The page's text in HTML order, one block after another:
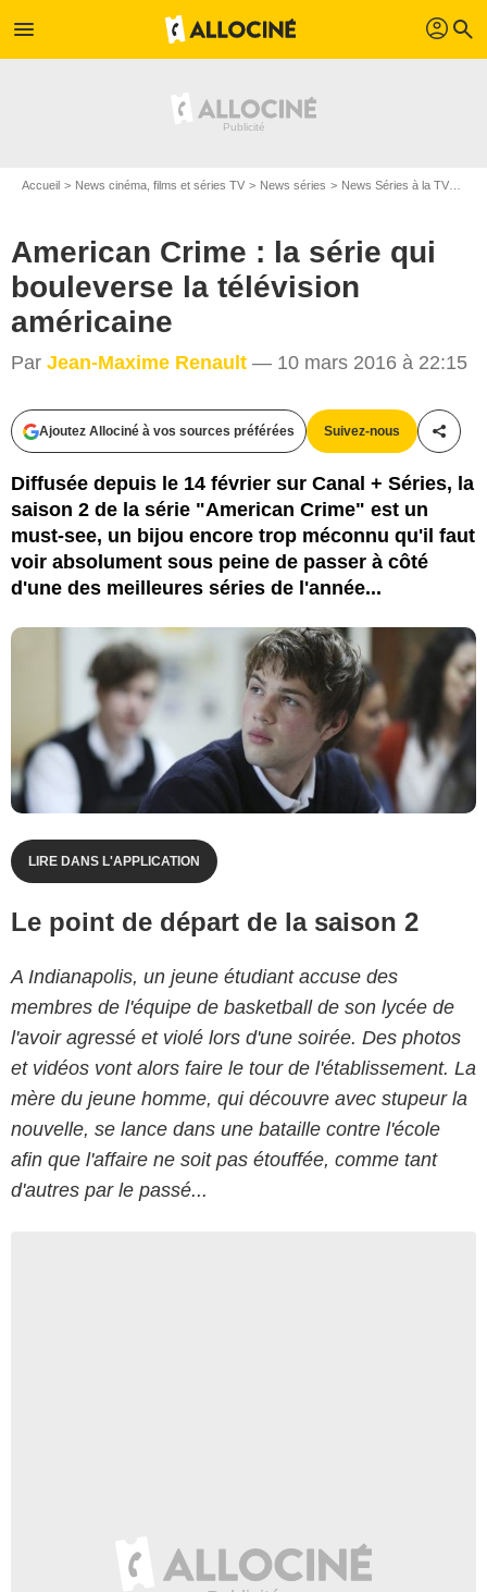
menu profil search
Accueil News cinéma, films et séries TV News séries News Séries à la TV
American Crime : la série qui
bouleverse la télévision
américaine
Par Jean-Maxime Renault — 10 mars 2016 à 22:15
Ajoutez Allociné à vos sources préférées Suivez-nous
Diffusée depuis le 14 février sur Canal + Séries, la
saison 2 de la série "American Crime" est un
must-see, un bijou encore trop méconnu qu'il faut
voir absolument sous peine de passer à côté
d'une des meilleures séries de l'année...
LIRE DANS L'APPLICATION
Le point de départ de la saison 2
A Indianapolis, un jeune étudiant accuse des
membres de l'équipe de basketball de son lycée de
l'avoir agressé et violé lors d'une soirée. Des photos
et vidéos vont alors faire le tour de l'établissement. La
mère du jeune homme, qui découvre avec stupeur la
nouvelle, se lance dans une bataille contre l'école
afin que l'affaire ne soit pas étouffée, comme tant
d'autres par le passé...